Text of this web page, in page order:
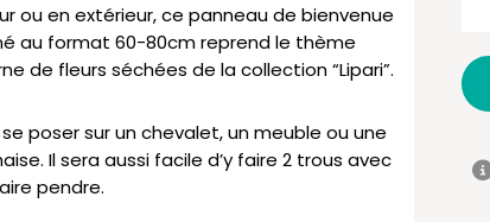
ou en extérieur, ce panneau de bienvenue
au format 60-80cm reprend le thème
de fleurs séchées de la collection “Lipari”.
poser sur un chevalet, un meuble ou une
Il sera aussi facile d’y faire 2 trous avec
pendre.